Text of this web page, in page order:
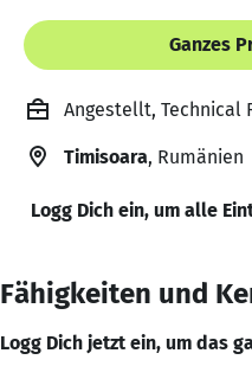
Ganzes
Angestellt, Technical
Timisoara, Rumänien
Logg Dich ein, um alle
Fähigkeiten und
Logg Dich jetzt ein, um das